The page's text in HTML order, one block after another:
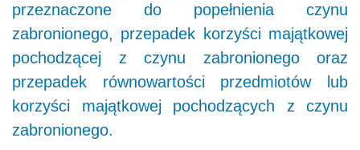
przeznaczone do popełnienia czynu
zabronionego, przepadek korzyści majątkowej
pochodzącej z czynu zabronionego oraz
przepadek równowartości przedmiotów lub
korzyści majątkowej pochodzących z czynu
zabronionego.